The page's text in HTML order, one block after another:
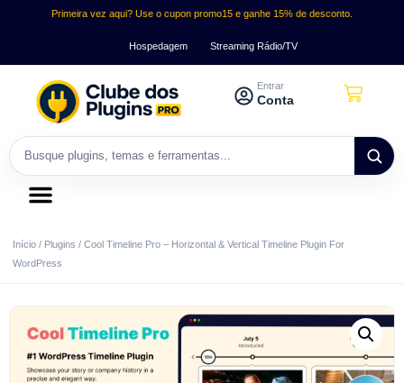
Primeira vez aqui? Use o cupon promo15 e ganhe 15% de desconto.
Hospedagem Streaming Rádio/TV
Entrar
Conta
Início / Plugins / Cool Timeline Pro – Horizontal & Vertical Timeline Plugin For
WordPress